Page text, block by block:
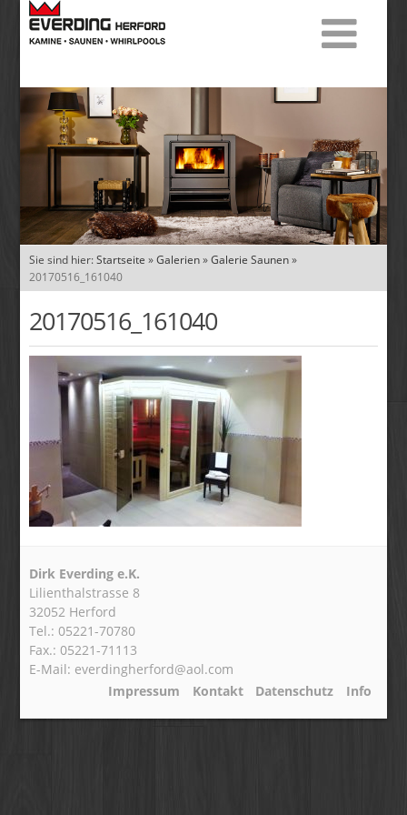
Sie sind hier:Startseite »Galerien»Galerie Saunen»
20170516_161040
20170516_161040
Dirk Everding e.K.
Lilienthalstrasse 8
32052 Herford
Tel.: 05221-70780
Fax.: 05221-71113
E-Mail: everdingherford@aol.com
Impressum
Kontakt Datenschutz Info